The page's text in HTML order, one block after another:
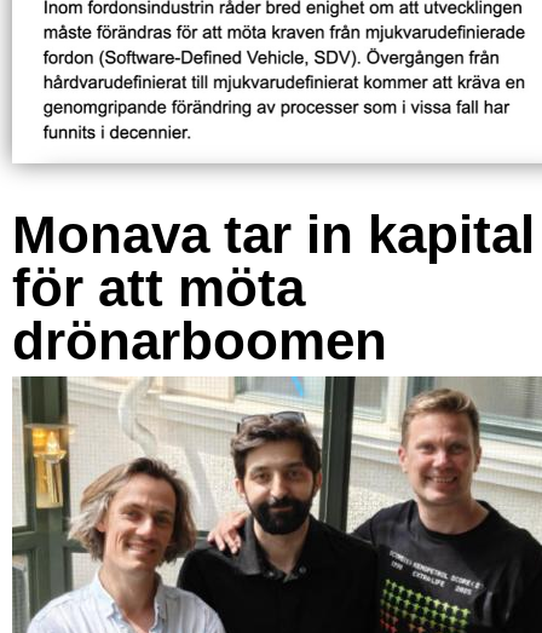
Monava tar in kapital
för att möta
drönarboomen